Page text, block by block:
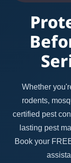
Whether
rodents,
certified pest
lasting pest
Book your